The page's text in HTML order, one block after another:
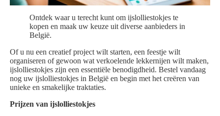
Ontdek waar u terecht kunt om ijslolliestokjes te
kopen en maak uw keuze uit diverse aanbieders in
België.
Of u nu een creatief project wilt starten, een feestje wilt
organiseren of gewoon wat verkoelende lekkernijen wilt maken,
ijslolliestokjes zijn een essentiële benodigdheid. Bestel vandaag
nog uw ijslolliestokjes in België en begin met het creëren van
unieke en smakelijke traktaties.
Prijzen van ijslolliestokjes